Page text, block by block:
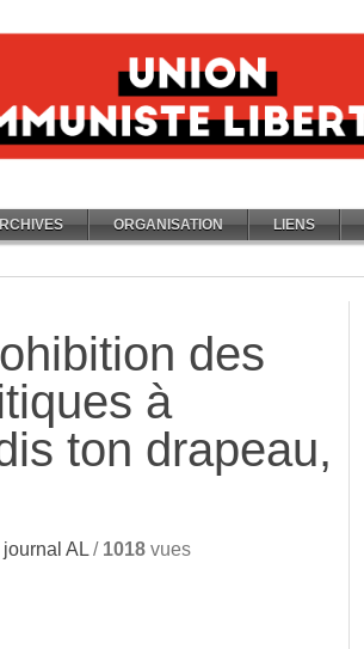
ORGANISATION LIENS
des
à
ton drapeau,
AL / 1018 vues